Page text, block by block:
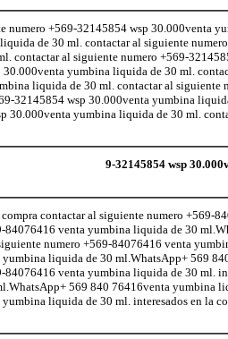
+569-32145854 wsp 30.000venta
de 30 ml. contactar al siguiente
contactar al siguiente numero +569-
yumbina liquida de 30 ml.
liquida de 30 ml. contactar al siguiente
32145854 wsp 30.000venta yumbina
30.000venta yumbina liquida de 30 ml.
9-32145854 wsp
contactar al siguiente numero +569-
venta yumbina liquida de 30
numero +569-84076416 venta
liquida de 30 ml.WhatsApp+ 569
venta yumbina liquida de 30 ml.
569 840 76416venta yumbina
liquida de 30 ml. interesados en la